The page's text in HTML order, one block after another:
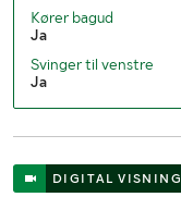
Kører bagud
Ja
Svinger til venstre
Ja
DIGITAL VISNING